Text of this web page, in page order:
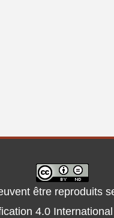
être reproduits
4.0 International